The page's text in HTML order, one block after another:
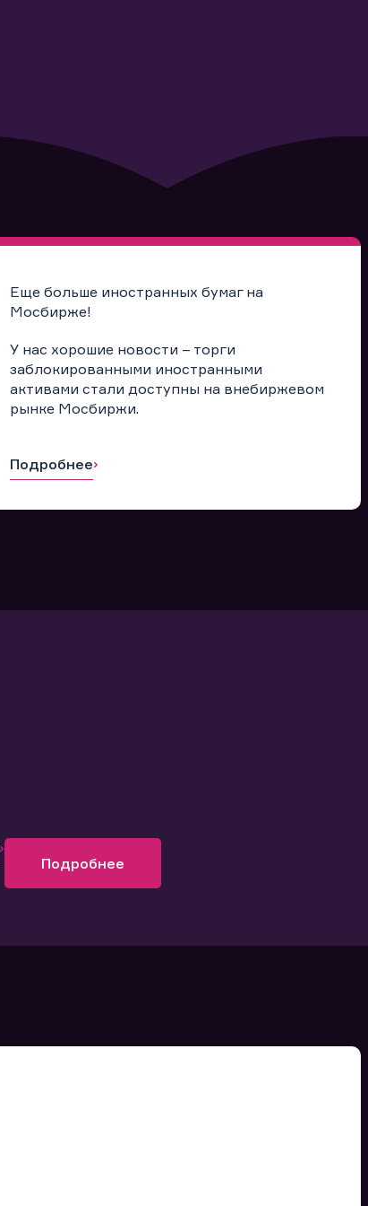
Еще больше иностранных бумаг на
Мосбирже!
У нас хорошие новости – торги
заблокированными иностранными
активами стали доступны на внебиржевом
рынке Мосбиржи.
Подробнее
Подробнее